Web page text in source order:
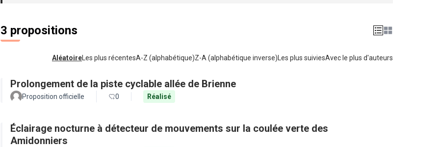
3 propositions
Aléatoire Les plus récentesA-Z (alphabétique)Z-A (alphabétique inverse) Les plus suiviesAvec le plus d'auteurs
Prolongement de la piste cyclable allée de Brienne
Proposition officielle 0 Réalisé
Éclairage nocturne à détecteur de mouvements sur la coulée verte des
Amidonniers